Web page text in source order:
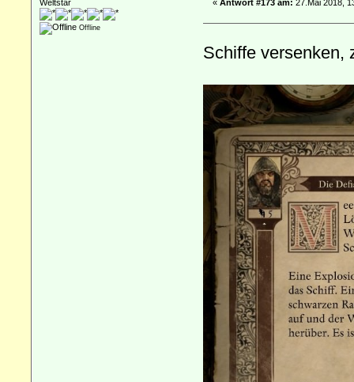
Weltstar
Offline
«Antwort #173 am: 27.Mai 2018,
Schiffe